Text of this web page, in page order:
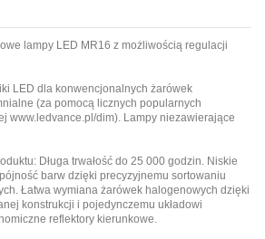
lampy LED MR16 z możliwością regulacji
LED dla konwencjonalnych żarówek
(za pomocą licznych popularnych
www.ledvance.pl/dim). Lampy niezawierające
Długa trwałość do 25 000 godzin. Niskie
barw dzięki precyzyjnemu sortowaniu
Łatwa wymiana żarówek halogenowych dzięki
konstrukcji i pojedynczemu układowi
reflektory kierunkowe.